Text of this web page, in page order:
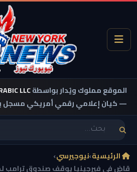
الموقع مملوك ويُدار بواسطةLLC
— كيان إعلامي رقمي أمريكي مسجل
الرئيسية›نيوجيرسي›
قاضٍ في فيرجينيا يوقف صندوق ترامب